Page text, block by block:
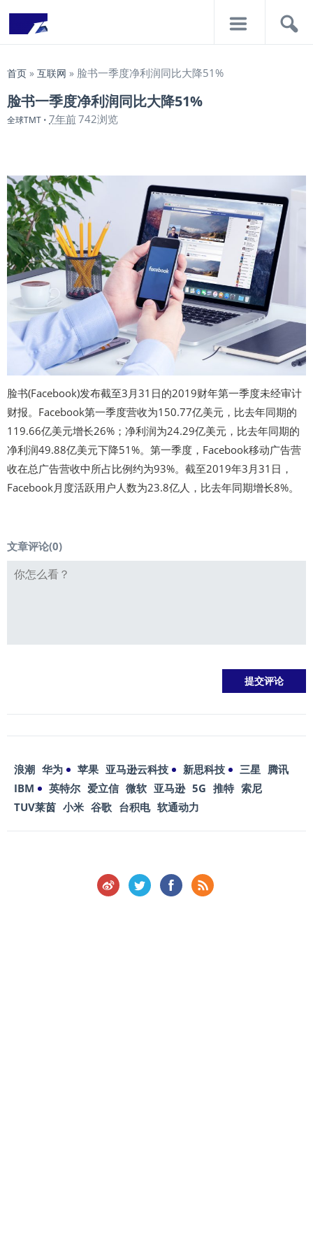
首页 » 互联网 » 脸书一季度净利润同比大降51%
脸书一季度净利润同比大降51%
全球TMT • 7年前742浏览
脸书(Facebook)发布截至3月31日的2019财年第一季度未经审计
财报。Facebook第一季度营收为150.77亿美元，比去年同期的
119.66亿美元增长26%；净利润为24.29亿美元，比去年同期的
净利润49.88亿美元下降51%。第一季度，Facebook移动广告营
收在总广告营收中所占比例约为93%。截至2019年3月31日，
Facebook月度活跃用户人数为23.8亿人，比去年同期增长8%。
文章评论(0)
浪潮 华为 苹果 亚马逊云科技 新思科技 三星 腾讯
IBM
英特尔 爱立信 微软 亚马逊 5G 推特 索尼
TUV莱茵 小米 谷歌 台积电 软通动力